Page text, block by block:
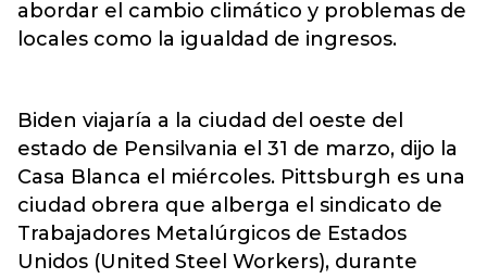
abordar el cambio climático y problemas de
locales como la igualdad de ingresos.
Biden viajaría a la ciudad del oeste del
estado de Pensilvania el 31 de marzo, dijo la
Casa Blanca el miércoles. Pittsburgh es una
ciudad obrera que alberga el sindicato de
Trabajadores Metalúrgicos de Estados
Unidos (United Steel Workers), durante